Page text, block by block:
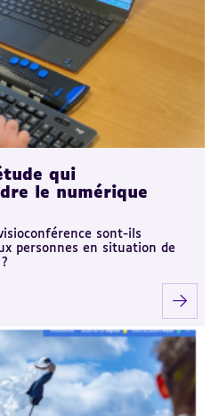
qui
le numérique
sont-ils
personnes en situation de